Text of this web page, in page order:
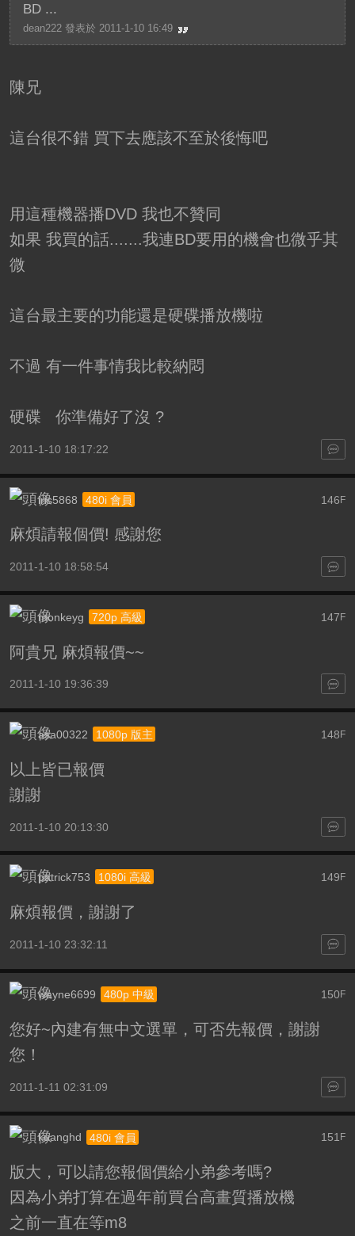
BD ...
dean222 發表於 2011-1-10 16:49
陳兄
這台很不錯 買下去應該不至於後悔吧
用這種機器播DVD 我也不贊同
如果 我買的話.......我連BD要用的機會也微乎其
微
這台最主要的功能還是硬碟播放機啦
不過 有一件事情我比較納悶
硬碟 你準備好了沒 ?
2011-1-10 18:17:22
146F
iris5868 480i 會員
麻煩請報個價! 感謝您
2011-1-10 18:58:54
147F
monkeyg 720p 高級
阿貴兄 麻煩報價~~
2011-1-10 19:36:39
148 F
asa00322 1080p 版主
以上皆已報價
謝謝
2011-1-10 20:13:30
149 F
patrick753 1080i 高級
麻煩報價，謝謝了
2011-1-10 23:32:11
150F
wayne6699 480p 中級
您好~內建有無中文選單，可否先報價，謝謝
您！
2011-1-11 02:31:09
151 F
kuanghd 480i 會員
版大，可以請您報個價給小弟參考嗎?
因為小弟打算在過年前買台高畫質播放機
之前一直在等m8